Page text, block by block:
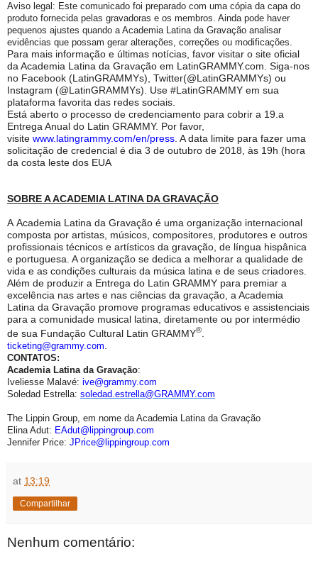
Aviso legal: Este comunicado foi preparado com uma cópia da capa do
produto fornecida pelas gravadoras e os membros. Ainda pode haver
pequenos ajustes quando a Academia Latina da Gravação analisar
evidências que possam gerar alterações, correções ou modificações
Para mais informação e últimas notícias, favor visitar o site oficial
da Academia Latina da Gravação em LatinGRAMMY.com. Siga-nos
no Facebook (LatinGRAMMYs), Twitter(@LatinGRAMMYs) ou
Instagram (@LatinGRAMMYs). Use #LatinGRAMMY em sua
plataforma favorita das redes sociais.
Está aberto o processo de credenciamento para cobrir a 19.a
Entrega Anual do Latin GRAMMY. Por favor,
visite www.latingrammy.com/en/press . A data limite para fazer uma
solicitação de credencial é dia 3 de outubro de 2018, às 19h (hora
da costa leste dos EUA
SOBRE A ACADEMIA LATINA DA GRAVAÇÃO
A Academia Latina da Gravação é uma organização internacional
composta por artistas, músicos, compositores, produtores e outros
profissionais técnicos e artísticos da gravação, de língua hispânica
e portuguesa. A organização se dedica a melhorar a qualidade de
vida e as condições culturais da música latina e de seus criadores.
Além de produzir a Entrega do Latin GRAMMY para premiar a
excelência nas artes e nas ciências da gravação, a Academia
Latina da Gravação promove programas educativos e assistenciais
para a comunidade musical latina, diretamente ou por intermédio
de sua Fundação Cultural Latin GRAMMY®.
ticketing@grammy.com.
CONTATOS:
Academia Latina da Gravação:
Iveliesse Malavé: ive@grammy.com
Soledad Estrella: soledad.estrella@GRAMMY.com
The Lippin Group, em nome da Academia Latina da Gravação
Elina Adut: EAdut@lippingroup.com
Jennifer Price: JPrice@lippingroup.com
at 13:19
Compartilhar
Nenhum comentário: